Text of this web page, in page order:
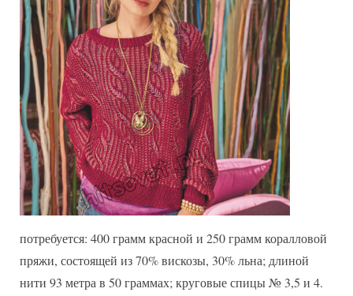
потребуется: 400 грамм красной и 250 грамм коралловой
пряжи, состоящей из 70% вискозы, 30% льна; длиной
нити 93 метра в 50 граммах; круговые спицы № 3,5 и 4.